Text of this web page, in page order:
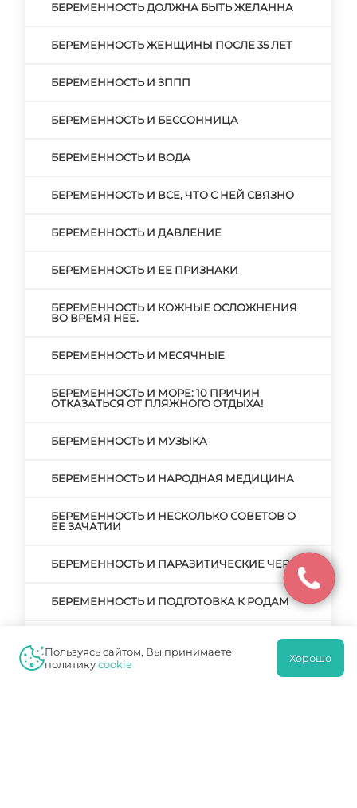
БЕРЕМЕННОСТЬ ДОЛЖНА БЫТЬ ЖЕЛАННА
БЕРЕМЕННОСТЬ ЖЕНЩИНЫ ПОСЛЕ 35 ЛЕТ
БЕРЕМЕННОСТЬ И ЗППП
БЕРЕМЕННОСТЬ И БЕССОННИЦА
БЕРЕМЕННОСТЬ И ВОДА
БЕРЕМЕННОСТЬ И ВСЕ, ЧТО С НЕЙ СВЯЗНО
БЕРЕМЕННОСТЬ И ДАВЛЕНИЕ
БЕРЕМЕННОСТЬ И ЕЕ ПРИЗНАКИ
БЕРЕМЕННОСТЬ И КОЖНЫЕ ОСЛОЖНЕНИЯ
ВО ВРЕМЯ НЕЕ.
БЕРЕМЕННОСТЬ И МЕСЯЧНЫЕ
БЕРЕМЕННОСТЬ И МОРЕ: 10 ПРИЧИН
ОТКАЗАТЬСЯ ОТ ПЛЯЖНОГО ОТДЫХА!
БЕРЕМЕННОСТЬ И МУЗЫКА
БЕРЕМЕННОСТЬ И НАРОДНАЯ МЕДИЦИНА
БЕРЕМЕННОСТЬ И НЕСКОЛЬКО СОВЕТОВ О
ЕЕ ЗАЧАТИИ
БЕРЕМЕННОСТЬ И ПАРАЗИТИЧЕСКИЕ ЧЕРВИ
БЕРЕМЕННОСТЬ И ПОДГОТОВКА К РОДАМ
БЕРЕМЕННОСТИ. РЕАЛЬНЫЕ ПРИЧИНЫ И
ВЫМЫШЛЕННЫЕ
Пользуясь сайтом, Вы принимаете
политикуcookie Хорошо